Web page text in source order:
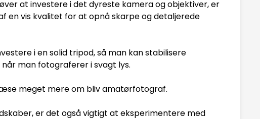
at investere i det dyreste kamera og objektiver, er
en vis kvalitet for at opnå skarpe og detaljerede
i en solid tripod, så man kan stabilisere
man fotograferer i svagt lys.
meget mere om bliv amatørfotograf.
er det også vigtigt at eksperimentere med